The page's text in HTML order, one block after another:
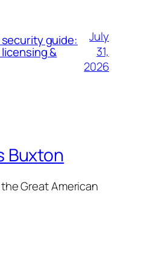
guide:
&
July
31,
2026
Buxton
Great American